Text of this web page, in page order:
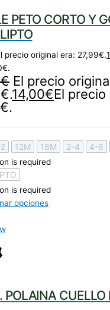
PETO CORTO Y
precio original era: 27,99€.
€ El precio
14,00€El
12M 18M 2-4 4-6
is required
is required
opciones
POLAINA CUELLO